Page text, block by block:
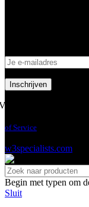
ons
of Service
w3specialists.com
Begin met typen om
Sluit